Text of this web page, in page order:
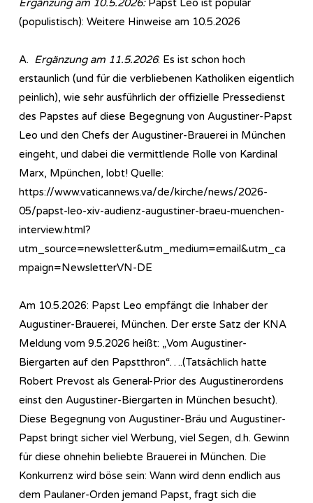
Ergänzung am 10.5.2026: Papst Leo ist populär
(populistisch): Weitere Hinweise am 10.5.2026
A. Ergänzung am 11.5.2026: Es ist schon hoch
erstaunlich (und für die verbliebenen Katholiken eigentlich
peinlich), wie sehr ausführlich der offizielle Pressedienst
des Papstes auf diese Begegnung von Augustiner-Papst
Leo und den Chefs der Augustiner-Brauerei in München
eingeht, und dabei die vermittlende Rolle von Kardinal
Marx, Mpünchen, lobt! Quelle:
https://www.vaticannews.va/de/kirche/news/2026-
05/papst-leo-xiv-audienz-augustiner-braeu-muenchen-
interview.html?
utm_source=newsletter&utm_medium=email&utm_ca
mpaign=NewsletterVN-DE
Am 10.5.2026: Papst Leo empfängt die Inhaber der
Augustiner-Brauerei, München. Der erste Satz der KNA
Meldung vom 9.5.2026 heißt: „Vom Augustiner-
Biergarten auf den Papstthron“….(Tatsächlich hatte
Robert Prevost als General-Prior des Augustinerordens
einst den Augustiner-Biergarten in München besucht).
Diese Begegnung von Augustiner-Bräu und Augustiner-
Papst bringt sicher viel Werbung, viel Segen, d.h. Gewinn
für diese ohnehin beliebte Brauerei in München. Die
Konkurrenz wird böse sein: Wann wird denn endlich aus
dem Paulaner-Orden jemand Papst, fragt sich die